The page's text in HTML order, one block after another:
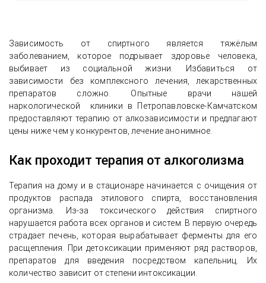
Зависимость от спиртного является тяжёлым
заболеванием, которое подрывает здоровье человека,
выбивает из социальной жизни. Избавиться от
зависимости без комплексного лечения, лекарственных
препаратов сложно. Опытные врачи нашей
наркологической клиники в Петропавловске-Камчатском
предоставляют терапию от алкозависимости и предлагают
цены ниже чем у конкурентов, лечение анонимное.
Как проходит терапия от алкоголизма
Терапия на дому и в стационаре начинается с очищения от
продуктов распада этилового спирта, восстановления
организма. Из-за токсического действия спиртного
нарушается работа всех органов и систем. В первую очередь
страдает печень, которая вырабатывает ферменты для его
расщепления. При детоксикации применяют ряд растворов,
препаратов для введения посредством капельниц. Их
количество зависит от степени интоксикации.